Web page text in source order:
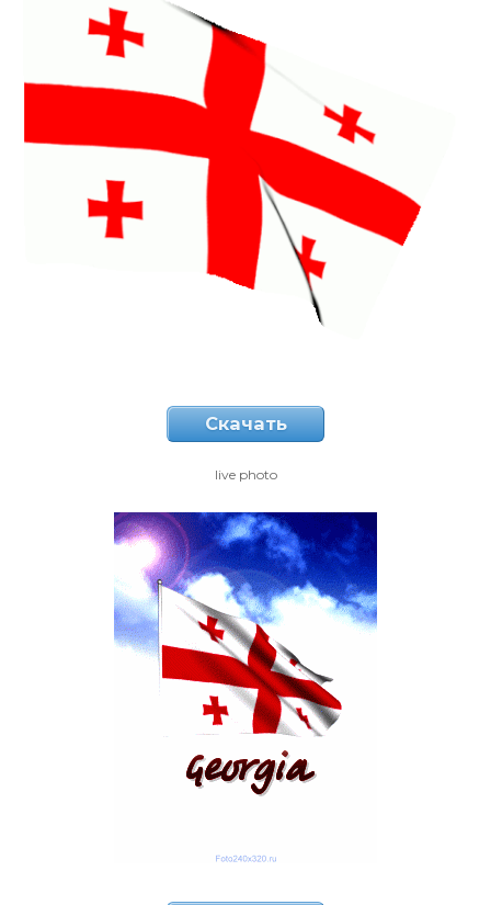
Скачать
live photo